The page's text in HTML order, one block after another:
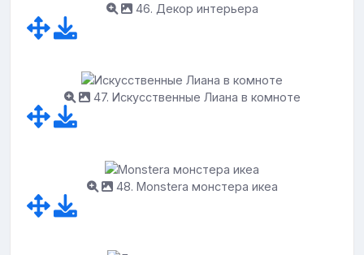
46. Декор интерьера
47. Искусственные Лиана в комноте
48. Monstera монстера икеа